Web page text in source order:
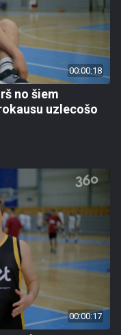
00:00:18
no šiem
uzlecošo
00:00:17